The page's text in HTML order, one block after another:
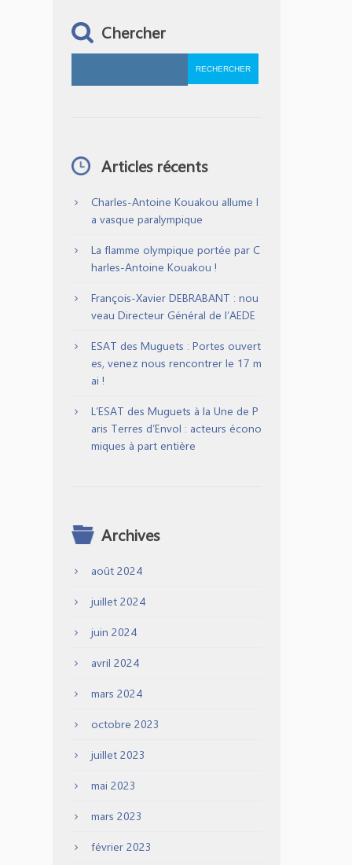
Chercher
Articles récents
Charles-Antoine Kouakou allume l
a vasque paralympique
La flamme olympique portée par C
harles-Antoine Kouakou !
François-Xavier DEBRABANT : nou
veau Directeur Général de l’AEDE
ESAT des Muguets : Portes ouvert
es, venez nous rencontrer le 17 m
ai !
L’ESAT des Muguets à la Une de P
aris Terres d’Envol : acteurs écono
miques à part entière
Archives
août 2024
juillet 2024
juin 2024
avril 2024
mars 2024
octobre 2023
juillet 2023
mai 2023
mars 2023
février 2023